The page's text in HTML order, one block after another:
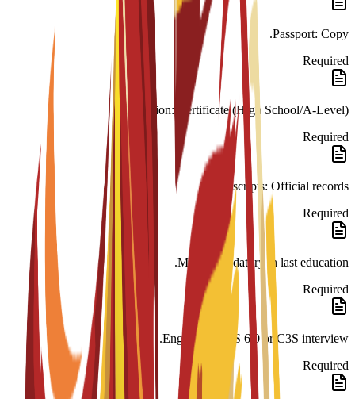
Passport: Copy.
Required
Education: Certificate (High School/A-Level).
Required
Transcripts: Official records.
Required
Math: Mandatory in last education.
Required
English: IELTS 6.0 or C3S interview.
Required